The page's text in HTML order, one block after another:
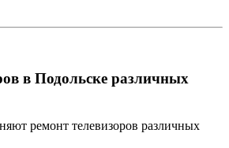
в Подольске различных
ремонт телевизоров различных